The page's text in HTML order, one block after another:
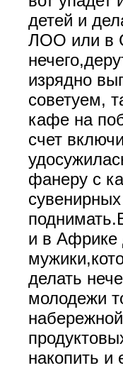
детей и
ЛОО или в
изрядно
советуем,
кафе на
счет
фанеру с
и в Африке
делать
молодежи
накопить и